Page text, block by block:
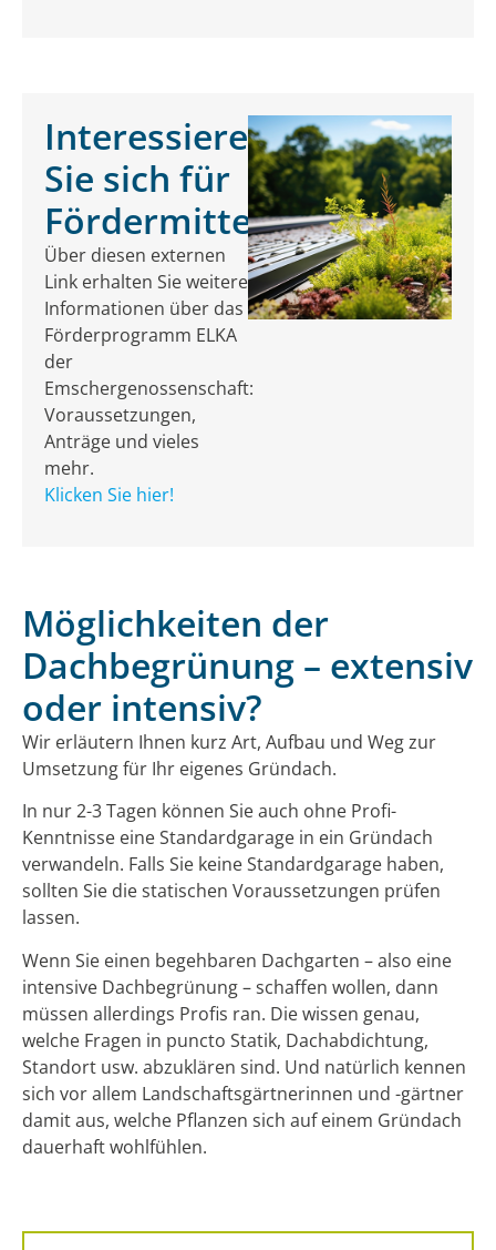
Interessieren
Sie sich für
Fördermittel?
Über diesen externen
Link erhalten Sie weitere
Informationen über das
Förderprogramm ELKA
der
Emschergenossenschaft:
Voraussetzungen,
Anträge und vieles
mehr.
Klicken Sie hier!
Möglichkeiten der
Dachbegrünung – extensiv
oder intensiv?
Wir erläutern Ihnen kurz Art, Aufbau und Weg zur
Umsetzung für Ihr eigenes Gründach.
In nur 2-3 Tagen können Sie auch ohne Profi-
Kenntnisse eine Standardgarage in ein Gründach
verwandeln. Falls Sie keine Standardgarage haben,
sollten Sie die statischen Voraussetzungen prüfen
lassen.
Wenn Sie einen begehbaren Dachgarten – also eine
intensive Dachbegrünung – schaffen wollen, dann
müssen allerdings Profis ran. Die wissen genau,
welche Fragen in puncto Statik, Dachabdichtung,
Standort usw. abzuklären sind. Und natürlich kennen
sich vor allem Landschaftsgärtnerinnen und -gärtner
damit aus, welche Pflanzen sich auf einem Gründach
dauerhaft wohlfühlen.